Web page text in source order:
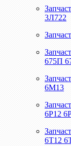
3Л722
675П
6М13
6Р12
6Т12